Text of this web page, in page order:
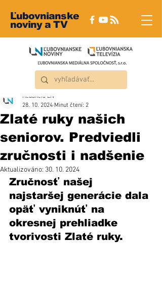
Ľubovnianske
noviny a TV
Zlaté ruky našich
seniorov. Predviedli
zručnosti i nadšenie
Redakcia ĽN
28. 10. 2024 Minut čtení: 2
Aktualizováno: 30. 10. 2024
Zručnosť našej
najstaršej generácie dala
opäť vyniknúť na
okresnej prehliadke
tvorivosti Zlaté ruky.